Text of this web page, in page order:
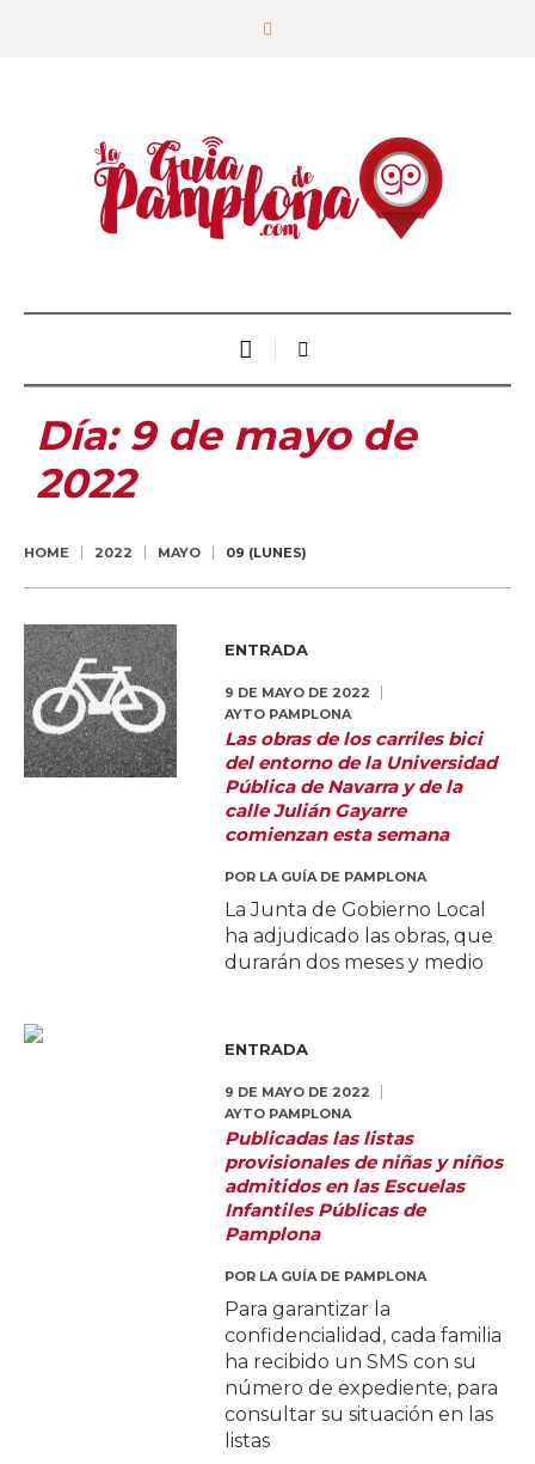
Día: 9 de mayo de
2022
HOME 2022 MAYO 09 (LUNES)
ENTRADA
9 DE MAYO DE 2022
AYTO PAMPLONA
Las obras de los carriles bici
del entorno de la Universidad
Pública de Navarra y de la
calle Julián Gayarre
comienzan esta semana
POR LA GUÍA DE PAMPLONA
La Junta de Gobierno Local
ha adjudicado las obras, que
durarán dos meses y medio
ENTRADA
9 DE MAYO DE 2022
AYTO PAMPLONA
Publicadas las listas
provisionales de niñas y niños
admitidos en las Escuelas
Infantiles Públicas de
Pamplona
POR LA GUÍA DE PAMPLONA
Para garantizar la
confidencialidad, cada familia
ha recibido un SMS con su
número de expediente, para
consultar su situación en las
listas